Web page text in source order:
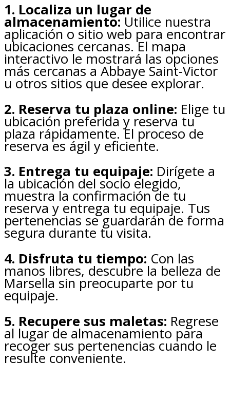
1. Localiza un lugar de
almacenamiento: Utilice nuestra
aplicación o sitio web para encontrar
ubicaciones cercanas. El mapa
interactivo le mostrará las opciones
más cercanas a Abbaye Saint-Victor
u otros sitios que desee explorar.
2. Reserva tu plaza online: Elige tu
ubicación preferida y reserva tu
plaza rápidamente. El proceso de
reserva es ágil y eficiente.
3. Entrega tu equipaje: Dirígete a
la ubicación del socio elegido,
muestra la confirmación de tu
reserva y entrega tu equipaje. Tus
pertenencias se guardarán de forma
segura durante tu visita.
4. Disfruta tu tiempo: Con las
manos libres, descubre la belleza de
Marsella sin preocuparte por tu
equipaje.
5. Recupere sus maletas: Regrese
al lugar de almacenamiento para
recoger sus pertenencias cuando le
resulte conveniente.